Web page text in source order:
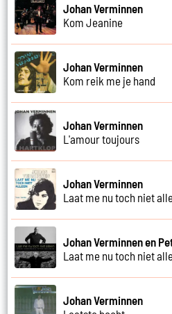
Johan Verminnen
Kom Jeanine
Johan Verminnen
Kom reik me je hand
Johan Verminnen
L'amour toujours
Johan Verminnen
Laat me nu toch niet
Johan Verminnen en
Laat me nu toch niet
Johan Verminnen